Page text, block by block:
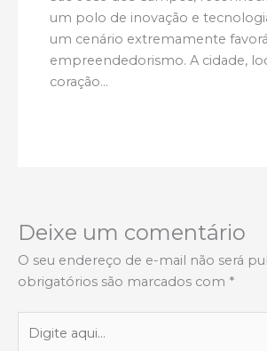
um polo de inovação e
um cenário extremamente
empreendedorismo. A cidade,
coração…
Deixe um comentário
O seu endereço de e-mail não será
obrigatórios são marcados com *
aqui...